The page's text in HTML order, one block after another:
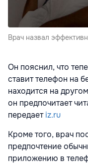
Врач назвал
Он пояснил, что
ставит телефон на
находится на
он предпочитает
передаетiz.ru
Кроме того, врач
предпочтение
приложению в